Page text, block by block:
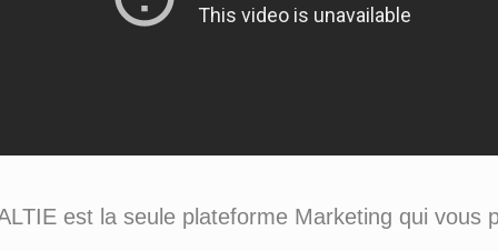
est la seule plateforme Marketing qui vous